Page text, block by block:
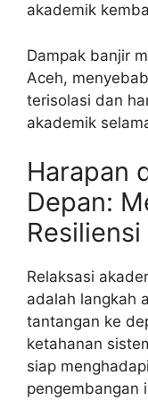
akademik
Dampak banjir
Aceh,
terisolasi dan
akademik
Harapan
Depan:
Relaksasi
adalah langkah
tantangan ke
ketahanan
siap
pengembangan